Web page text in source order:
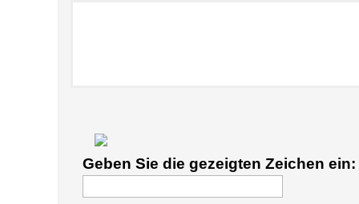
Geben Sie die gezeigten Zeichen ein: